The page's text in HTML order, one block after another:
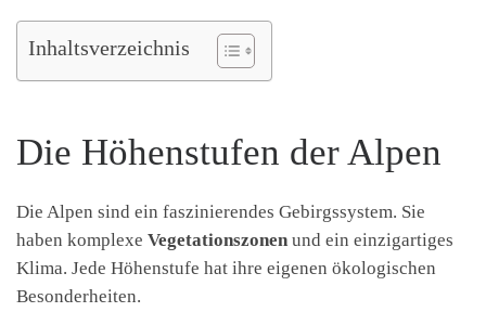
Inhaltsverzeichnis
Die Höhenstufen der Alpen
Die Alpen sind ein faszinierendes Gebirgssystem. Sie
haben komplexe Vegetationszonen und ein einzigartiges
Klima. Jede Höhenstufe hat ihre eigenen ökologischen
Besonderheiten.